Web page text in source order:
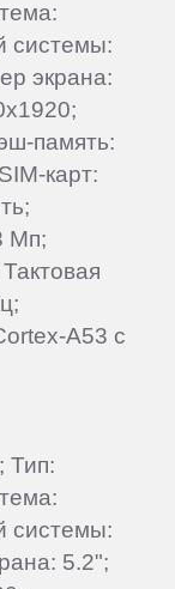
системы:
экрана:
память:
карт:
Мп;
A53 с
Тип:
системы:
5.2";